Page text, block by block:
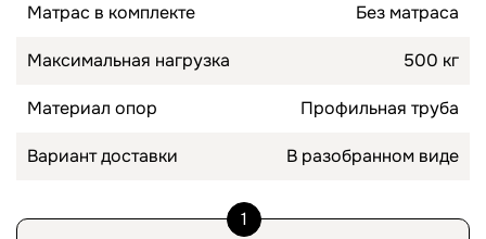
Матрас в комплекте Без матраса
Максимальная нагрузка 500 кг
Материал опор Профильная труба
Вариант доставки В разобранном виде
1